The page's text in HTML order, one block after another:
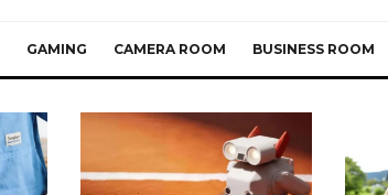
GAMING CAMERA ROOM BUSINESS ROOM